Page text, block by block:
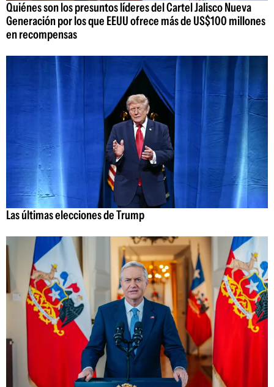
Quiénes son los presuntos líderes del Cartel Jalisco Nueva
Generación por los que EEUU ofrece más de US$100 millones
en recompensas
Las últimas elecciones de Trump